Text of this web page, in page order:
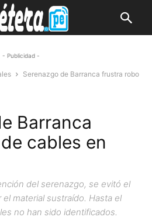
- Publicidad -
Serenazgo de Barranca frustra robo
Barranca
cables en
del serenazgo, se evitó el
material sustraído. Hasta el
no han sido identificados.